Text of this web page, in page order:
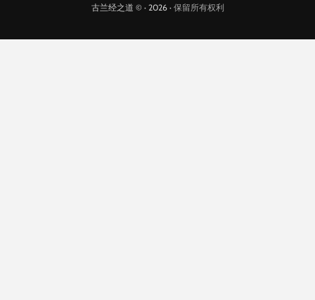
古兰经之道 © · 2026 · 保留所有权利